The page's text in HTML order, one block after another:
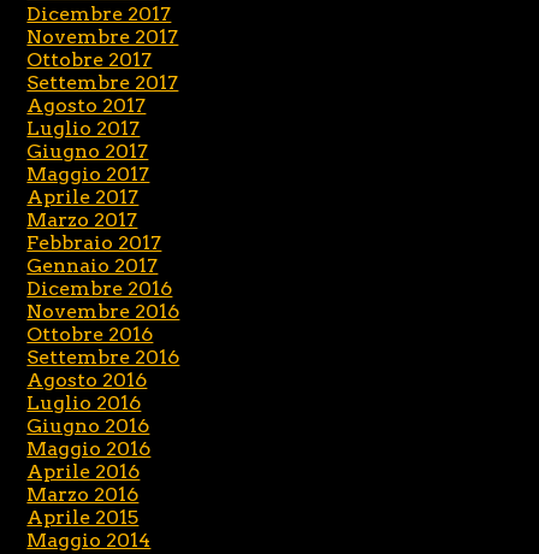
Dicembre 2017
Novembre 2017
Ottobre 2017
Settembre 2017
Agosto 2017
Luglio 2017
Giugno 2017
Maggio 2017
Aprile 2017
Marzo 2017
Febbraio 2017
Gennaio 2017
Dicembre 2016
Novembre 2016
Ottobre 2016
Settembre 2016
Agosto 2016
Luglio 2016
Giugno 2016
Maggio 2016
Aprile 2016
Marzo 2016
Aprile 2015
Maggio 2014